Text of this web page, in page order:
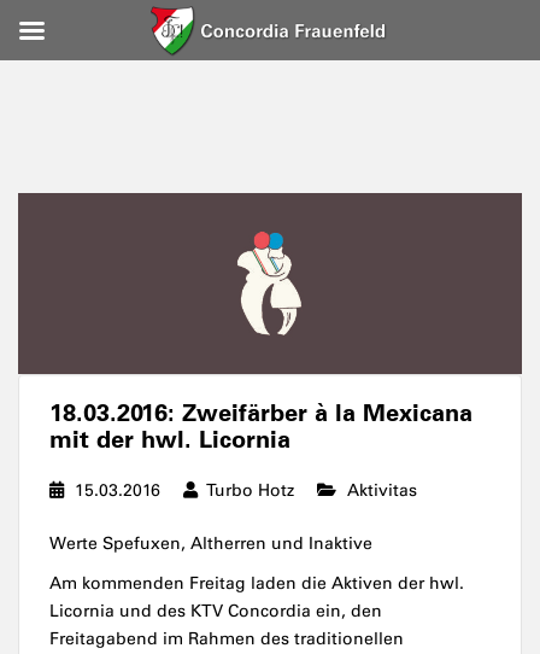
18.03.2016: Zweifärber à la Mexicana
mit der hwl. Licornia
15.03.2016 Turbo Hotz Aktivitas
Werte Spefuxen, Altherren und Inaktive
Am kommenden Freitag laden die Aktiven der hwl.
Licornia und des KTV Concordia ein, den
Freitagabend im Rahmen des traditionellen